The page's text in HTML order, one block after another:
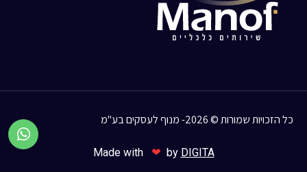
כל הזכויות שמורות © 2026- מנוף לעסקים בע"מ
Made with ❤ by DIGITA